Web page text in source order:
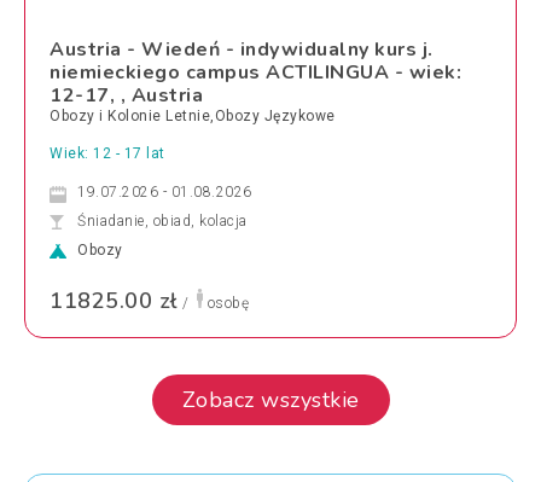
Austria - Wiedeń - indywidualny kurs j.
niemieckiego campus ACTILINGUA - wiek:
12-17, , Austria
Obozy i Kolonie Letnie,Obozy Językowe
Wiek: 12 - 17 lat
19.07.2026 - 01.08.2026
Śniadanie, obiad, kolacja
Obozy
11825.00 zł / osobę
Zobacz wszystkie